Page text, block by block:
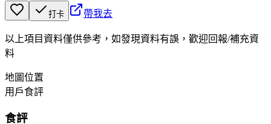
打卡 帶我去
以上項目資料僅供參考，如發現資料有誤，歡迎回報/補充資
料
地圖位置
用戶食評
食評